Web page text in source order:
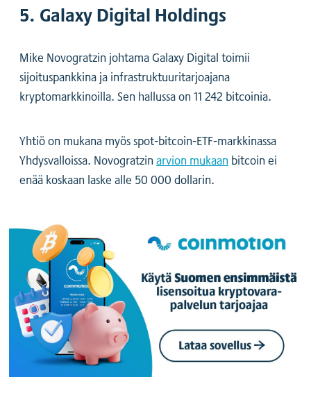
5. Galaxy Digital Holdings
Mike Novogratzin johtama Galaxy Digital toimii
sijoituspankkina ja infrastruktuuritarjoajana
kryptomarkkinoilla. Sen hallussa on 11 242 bitcoinia.
Yhtiö on mukana myös spot-bitcoin-ETF-markkinassa
Yhdysvalloissa. Novogratzinarvion mukaanbitcoin ei
enää koskaan laske alle 50 000 dollarin.